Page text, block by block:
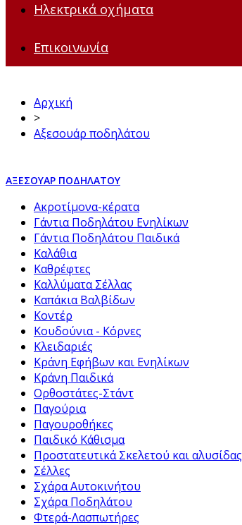
Ηλεκτρικά οχήματα
Επικοινωνία
Αρχική
>
Αξεσουάρ ποδηλάτου
ΑΞΕΣΟΥΆΡ ΠΟΔΗΛΆΤΟΥ
Ακροτίμονα-κέρατα
Γάντια Ποδηλάτου Ενηλίκων
Γάντια Ποδηλάτου Παιδικά
Καλάθια
Καθρέφτες
Καλλύματα Σέλλας
Καπάκια Βαλβίδων
Kοντέρ
Κουδούνια - Κόρνες
Κλειδαριές
Κράνη Εφήβων και Ενηλίκων
Κράνη Παιδικά
Ορθοστάτες-Στάντ
Παγούρια
Παγουροθήκες
Παιδικό Κάθισμα
Προστατευτικά Σκελετού και αλυσίδας
Σέλλες
Σχάρα Αυτοκινήτου
Σχάρα Ποδηλάτου
Φτερά-Λασπωτήρες